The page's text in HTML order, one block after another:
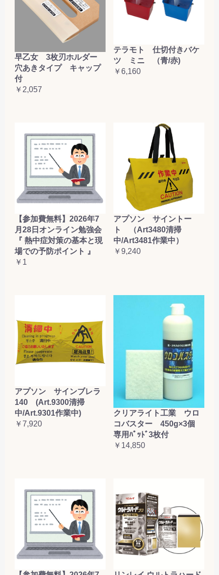
早乙女 3枚刃ホルダー
穴あきタイプ キャップ
付
￥2,057
テラモト 仕切付きバケ
ツ ミニ （青/赤)
￥6,160
【参加費無料】2026年7
月28日オンライン勉強会
『 熱中症対策の基本と現
場での予防ポイント 』
￥1
アプソン サイントー
ト （Art3480清掃
中/Art3481作業中）
￥9,240
アプソン サインブレラ
140 (Art.9300清掃
中/Art.9301作業中)
￥7,920
クリアライト工業 ウロ
コバスター 450g×3個
専用ﾊﾟｯﾄﾞ3枚付
￥14,850